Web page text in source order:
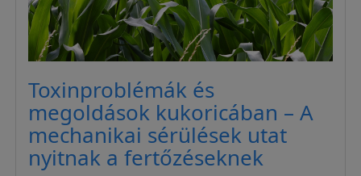
Toxinproblémák és
megoldások kukoricában – A
mechanikai sérülések utat
nyitnak a fertőzéseknek